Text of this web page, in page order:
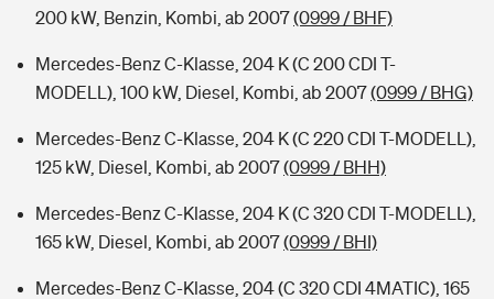
200 kW, Benzin, Kombi, ab 2007(0999 / BHF)
Mercedes-Benz C-Klasse, 204 K (C 200 CDI T-
MODELL), 100 kW, Diesel, Kombi, ab 2007(0999 / BHG)
Mercedes-Benz C-Klasse, 204 K (C 220 CDI T-MODELL),
125 kW, Diesel, Kombi, ab 2007(0999 / BHH)
Mercedes-Benz C-Klasse, 204 K (C 320 CDI T-MODELL),
165 kW, Diesel, Kombi, ab 2007(0999 / BHI)
Mercedes-Benz C-Klasse, 204 (C 320 CDI 4MATIC), 165